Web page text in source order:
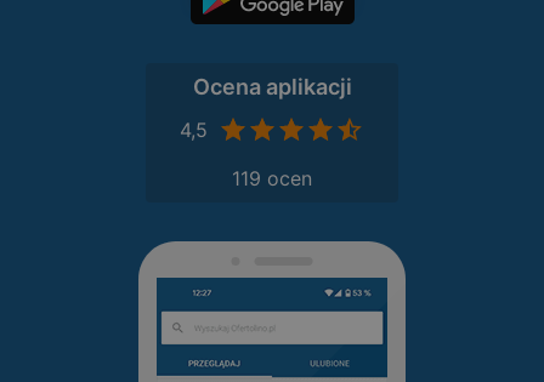
Ocena aplikacji
4,5
119 ocen